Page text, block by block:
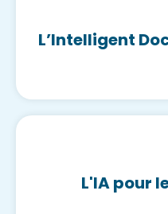
L’Intelligent
L'IA pour